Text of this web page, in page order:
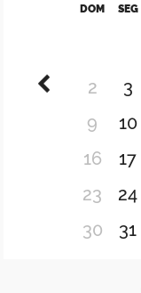
DOM SEG
2
3
9
10
16
17
23
24
30
31